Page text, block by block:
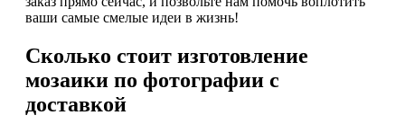
ваши самые смелые идеи в жизнь!
Сколько стоит изготовление
мозаики по фотографии с
доставкой